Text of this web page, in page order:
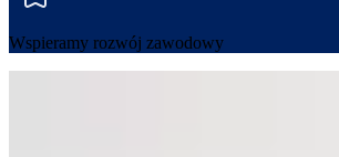
Wspieramy rozwój zawodowy